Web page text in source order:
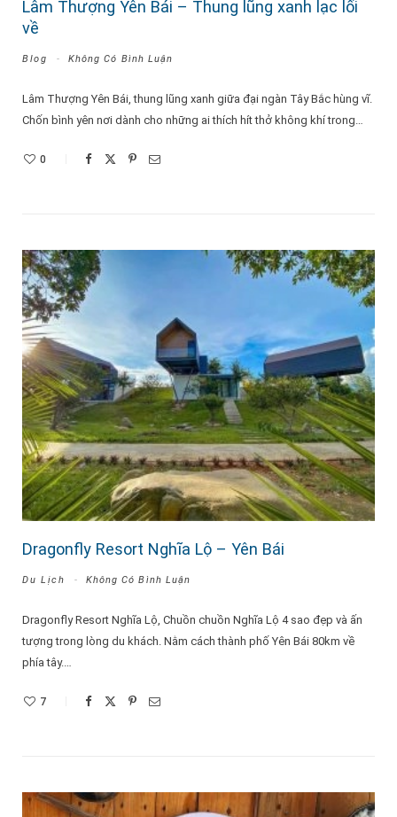
Lâm Thượng Yên Bái – Thung lũng xanh lạc lối
về
Blog Không Có Bình Luận
Lâm Thượng Yên Bái, thung lũng xanh giữa đại ngàn Tây Bắc hùng vĩ.
Chốn bình yên nơi dành cho những ai thích hít thở không khí trong…
0
Dragonfly Resort Nghĩa Lộ – Yên Bái
Du Lịch Không Có Bình Luận
Dragonfly Resort Nghĩa Lộ, Chuồn chuồn Nghĩa Lộ 4 sao đẹp và ấn
tượng trong lòng du khách. Nằm cách thành phố Yên Bái 80km về
phía tây.…
7